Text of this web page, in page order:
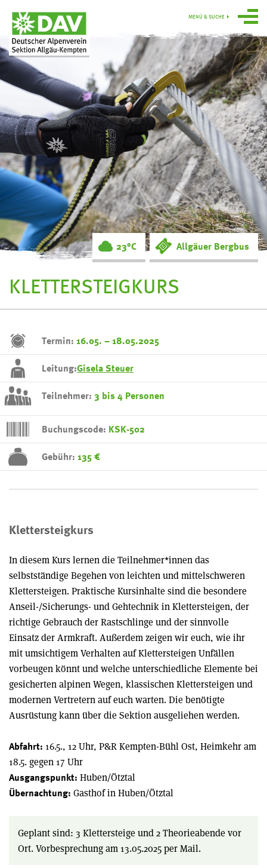
Über uns
Programm
Gruppen
Hütten
swoboda alpin
Service
Ortsgruppe
Obergünzburg
MENÜ & SUCHE
KLETTERSTEIGKURS
23°C Allgäuer Bergbus
Termin: 16.05. – 18.05.2025
Leitung:Gisela Steuer
Teilnehmer: 3 bis 4 Personen
Buchungscode: KSK-502
Gebühr: 135 €
Klettersteigkurs
In diesem Kurs lernen die Teilnehmer*innen das
selbstständige Begehen von leichten und mittelschweren
Klettersteigen. Praktische Kursinhalte sind die besondere
Anseil-/Sicherungs- und Gehtechnik in Klettersteigen, der
richtige Gebrauch der Rastschlinge und der sinnvolle
Einsatz der Armkraft. Außerdem zeigen wir euch, wie ihr
mit umsichtigem Verhalten auf Klettersteigen Unfällen
vorbeugen könnt und welche unterschiedliche Elemente bei
gesicherten alpinen Wegen, klassischen Klettersteigen und
modernen Vertretern auf euch warten. Die benötigte
Ausrüstung kann über die Sektion ausgeliehen werden.
Abfahrt: 16.5., 12 Uhr, P&R Kempten-Bühl Ost, Heimkehr am
18.5. gegen 17 Uhr
Ausgangspunkt: Huben/Ötztal
Übernachtung: Gasthof in Huben/Ötztal
Geplant sind: 3 Klettersteige und 2 Theorieabende vor
Ort. Vorbesprechung am 13.05.2025 per Mail.